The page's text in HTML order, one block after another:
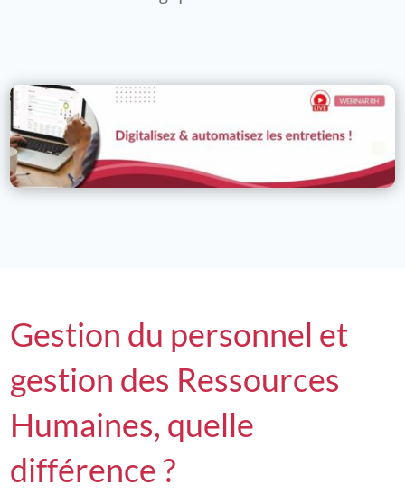
Gestion du personnel et
gestion des Ressources
Humaines, quelle
différence ?